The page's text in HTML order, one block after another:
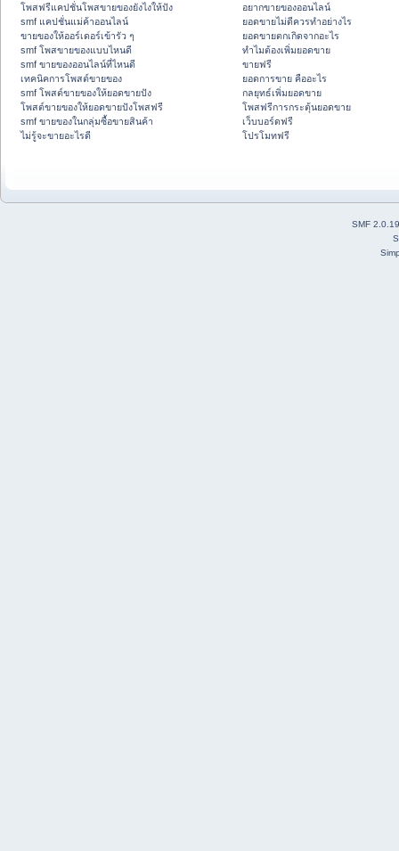
โพสฟรีแคปชั่นโพสขายของยังไงให้ปัง
smf แคปชั่นแม่ค้าออนไลน์
ขายของให้ออร์เดอร์เข้ารัว ๆ
smf โพสขายของแบบไหนดี
smf ขายของออนไลน์ที่ไหนดี
เทคนิคการโพสต์ขายของ
smf โพสต์ขายของให้ยอดขายปัง
โพสต์ขายของให้ยอดขายปังโพสฟรี
smf ขายของในกลุ่มซื้อขายสินค้า
ไม่รู้จะขายอะไรดี
อยากขายของออนไลน์
ยอดขายไม่ดีควรทำอย่างไร
ยอดขายตกเกิดจากอะไร
ทำไมต้องเพิ่มยอดขาย
ขายฟรี
ยอดการขาย คืออะไร
กลยุทธ์เพิ่มยอดขาย
โพสฟรีการกระตุ้นยอดขาย
เว็บบอร์ดฟรี
โปรโมทฟรี
SMF 2.0.19